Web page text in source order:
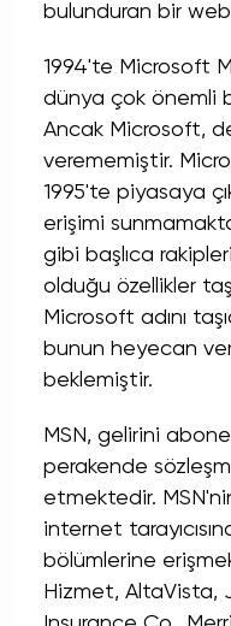
bulunduran bir web
1994'te Microsoft
dünya çok önemli
Ancak Microsoft,
verememiştir.
1995'te piyasaya
erişimi
gibi başlıca
olduğu özellikler
Microsoft adını
bunun heyecan
beklemiştir.
MSN, gelirini
perakende
etmektedir.
internet
bölümlerine
Hizmet, AltaVista,